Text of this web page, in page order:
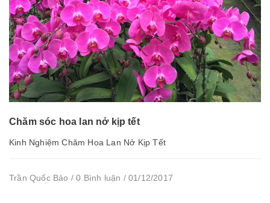
Chăm sóc hoa lan nở kịp tết
Kinh Nghiệm Chăm Hoa Lan Nở Kịp Tết
Trần Quốc Bảo / 0 Bình luận / 01/12/2017